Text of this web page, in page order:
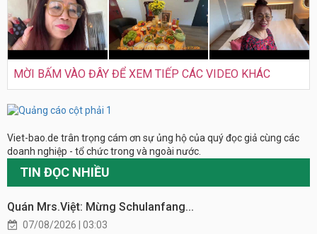
MỜI BẤM VÀO ĐÂY ĐỂ XEM TIẾP CÁC VIDEO KHÁC
Viet-bao.de trân trọng cám ơn sự ủng hộ của quý đọc giả cùng các
doanh nghiệp - tổ chức trong và ngoài nước.
TIN ĐỌC NHIỀU
Quán Mrs.Việt: Mừng Schulanfang...
07/08/2026 | 03:03